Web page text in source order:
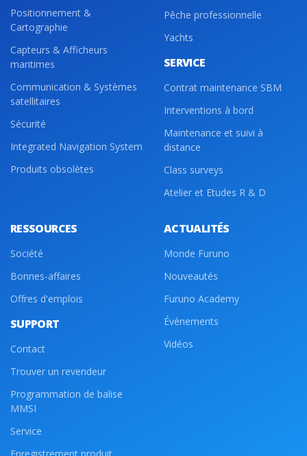
Positionnement &
Cartographie
Capteurs & Afficheurs
maritimes
Communication & Systèmes
satellitaires
Sécurité
Integrated Navigation System
Produits obsolètes
Pêche professionnelle
Yachts
SERVICE
Contrat maintenance SBM
Interventions à bord
Maintenance et suivi à
distance
Class surveys
Atelier et Etudes R & D
RESSOURCES
Société
Bonnes-affaires
Offres d'emplois
SUPPORT
Contact
Trouver un revendeur
Programmation de balise
MMSI
Service
ACTUALITÉS
Monde Furuno
Nouveautés
Furuno Academy
Évènements
Vidéos